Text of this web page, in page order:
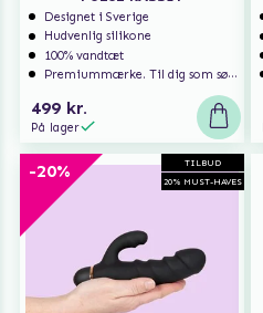
Designet i Sverige
Hudvenlig silikone
100% vandtæt
Premiummærke. Til dig som søger ekstra høj kvalitet.
499 kr.
På lager
TILBUD
20% MUST-HAVES
-20%